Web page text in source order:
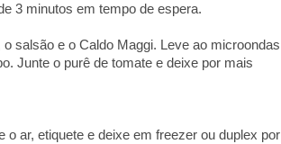
3 minutos em tempo de espera.
salsão e o Caldo Maggi. Leve ao microondas
Junte o purê de tomate e deixe por mais
o ar, etiquete e deixe em freezer ou duplex por